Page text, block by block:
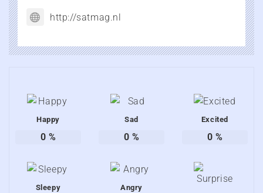
http://satmag.nl
Happy
0 %
Sad
0 %
Excited
0 %
Sleepy
Angry